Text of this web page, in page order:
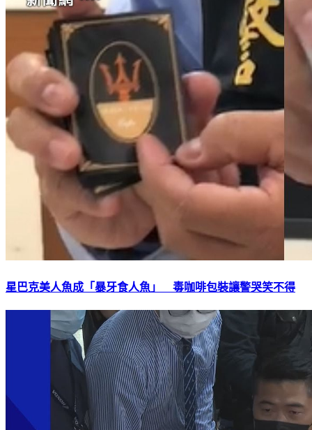
星巴克美人魚成「暴牙食人魚」 毒咖啡包裝讓警哭笑不得